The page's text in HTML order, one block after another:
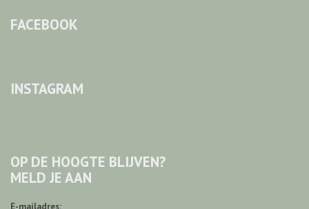
FACEBOOK
INSTAGRAM
OP DE HOOGTE BLIJVEN?
MELD JE AAN